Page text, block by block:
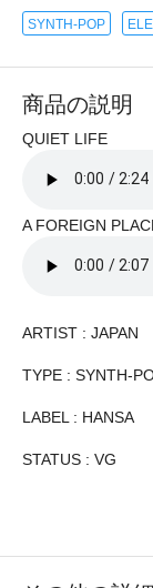
SYNTH-POP
商品の説明
QUIET LIFE
A FOREIGN
ARTIST : JAPAN
TYPE : SYNTH-
LABEL : HANSA
STATUS : VG